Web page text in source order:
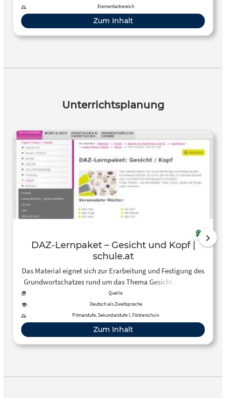
Elementarbereich
Zum Inhalt
Unterrichtsplanung
DAZ-Lernpaket – Gesicht und Kopf |
schule.at
Das Material eignet sich zur Erarbeitung und Festigung des
Grundwortschatzes rund um das Thema Gesicht / Kopf. Es
ist für den Einsatz im Klassenverband oder zur Arbeit mit
Kleingruppen konzipiert. Inhalt: Arbeits- und Merkblätter,
Flash-Cards, Spiele wie Bingo, Lotto, Domino, ..
Quelle
Deutsch als Zweitsprache
Primarstufe, Sekundarstufe I, Förderschule
Zum Inhalt